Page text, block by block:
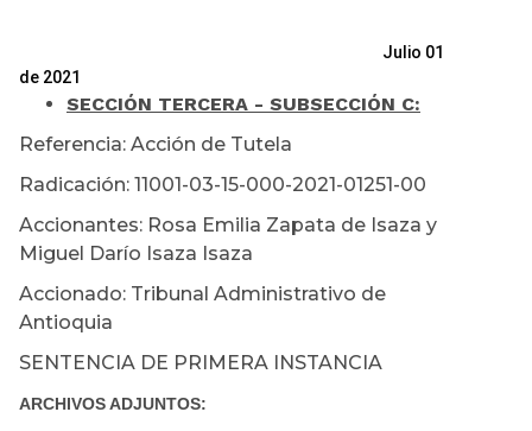
Julio 01
de 2021
SECCIÓN TERCERA - SUBSECCIÓN C:
Referencia: Acción de Tutela
Radicación: 11001-03-15-000-2021-01251-00
Accionantes: Rosa Emilia Zapata de Isaza y
Miguel Darío Isaza Isaza
Accionado: Tribunal Administrativo de
Antioquia
SENTENCIA DE PRIMERA INSTANCIA
ARCHIVOS ADJUNTOS: